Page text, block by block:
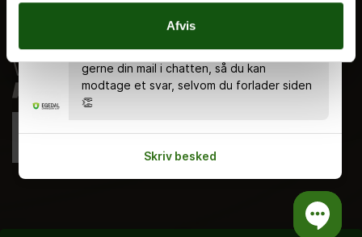
Afvis
besked uden for åbningstiden, og så
svarer vi dig, når vi er tilbage. Indtast
gerne din mail i chatten, så du kan
modtage et svar, selvom du forlader siden
👏
Skriv besked